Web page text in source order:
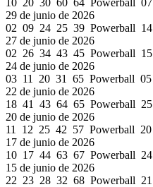
10 20 30 60 64 Powerball 07
29 de junio de 2026
02 09 24 25 39 Powerball 14
27 de junio de 2026
02 26 34 43 45 Powerball 15
24 de junio de 2026
03 11 20 31 65 Powerball 05
22 de junio de 2026
18 41 43 64 65 Powerball 25
20 de junio de 2026
11 12 25 42 57 Powerball 20
17 de junio de 2026
10 17 44 63 67 Powerball 24
15 de junio de 2026
22 23 28 32 68 Powerball 21